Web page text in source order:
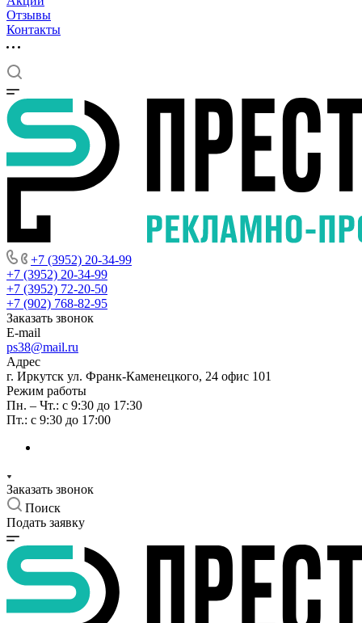
Отзывы
Контакты
+7 (3952) 20-34-99
+7 (3952) 20-34-99
+7 (3952) 72-20-50
+7 (902) 768-82-95
Заказать звонок
E-mail
ps38@mail.ru
Адрес
г. Иркутск ул. Франк-Каменецкого, 24 офис 101
Режим работы
Пн. – Чт.: с 9:30 до 17:30
Пт.: с 9:30 до 17:00
Заказать звонок
Поиск
Подать заявку